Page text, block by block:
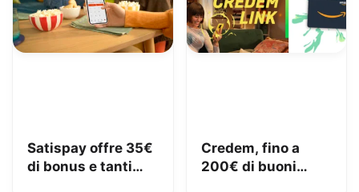
Satispay offre 35€
di bonus e tanti
Credem, fino a
200€ di buoni